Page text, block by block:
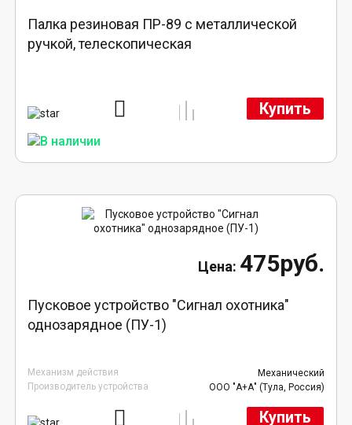
Палка резиновая ПР-89 с металлической
ручкой, телескопическая
Купить
475руб.
Пусковое устройство "Сигнал охотника"
однозарядное (ПУ-1)
Механизм действия
Механический
Производитель устройства
ООО "А+А" (Тула, Россия)
Купить